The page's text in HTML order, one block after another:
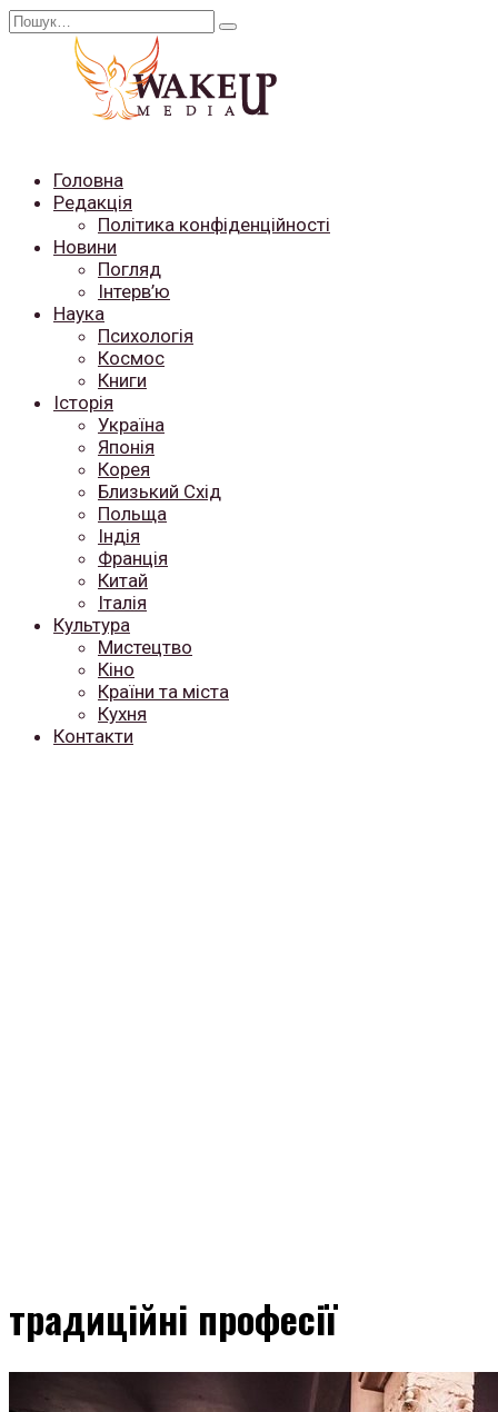
Перейти
Search
Головна
Редакція
Політика конфіденційності
Новини
Погляд
Інтерв’ю
Наука
Психологія
Космос
Книги
Історія
Україна
Японія
Корея
Близький Схід
Польща
Індія
Франція
Китай
Італія
Культура
Мистецтво
Кіно
Країни та міста
Кухня
Контакти
традиційні професії